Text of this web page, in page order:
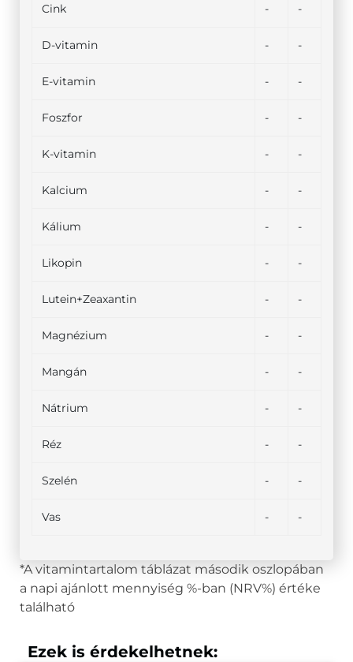
Cink - -
D-vitamin - -
E-vitamin - -
Foszfor - -
K-vitamin - -
Kalcium - -
Kálium - -
Likopin - -
Lutein+Zeaxantin - -
Magnézium - -
Mangán - -
Nátrium - -
Réz - -
Szelén - -
Vas - -
*A vitamintartalom táblázat második oszlopában
a napi ajánlott mennyiség %-ban (NRV%) értéke
található
Ezek is érdekelhetnek: